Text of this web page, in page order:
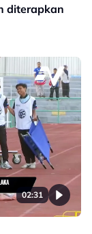
diterapkan
02:31